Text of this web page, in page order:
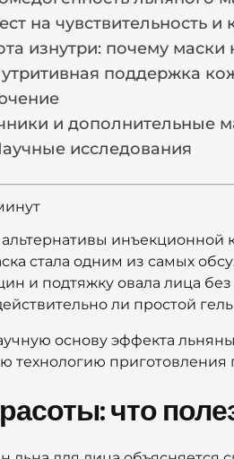
на чувствительность и
изнутри: почему маски
поддержка
и дополнительные
исследования
стала одним из самых
и подтяжку овала лица
ли простой
основу эффекта
технологию
что